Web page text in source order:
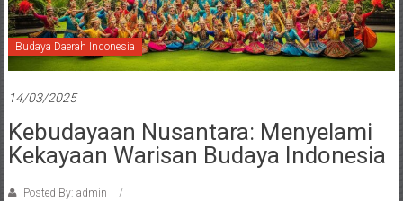
Budaya Daerah Indonesia
14/03/2025
Kebudayaan Nusantara: Menyelami
Kekayaan Warisan Budaya Indonesia
Posted By: admin